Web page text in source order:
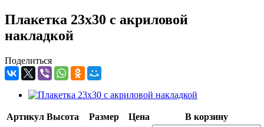
Плакетка 23х30 с акриловой
накладкой
Поделиться
Артикул Высота Размер Цена
В корзину